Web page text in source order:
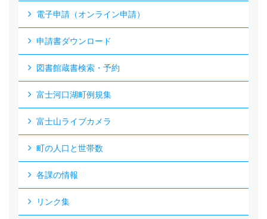
電子申請（オンライン申請）
申請書ダウンロード
図書館蔵書検索・予約
富士河口湖町例規集
富士山ライブカメラ
町の人口と世帯数
各課の情報
リンク集